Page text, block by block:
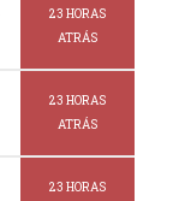
23 HORAS
ATRÁS
23 HORAS
ATRÁS
23 HORAS